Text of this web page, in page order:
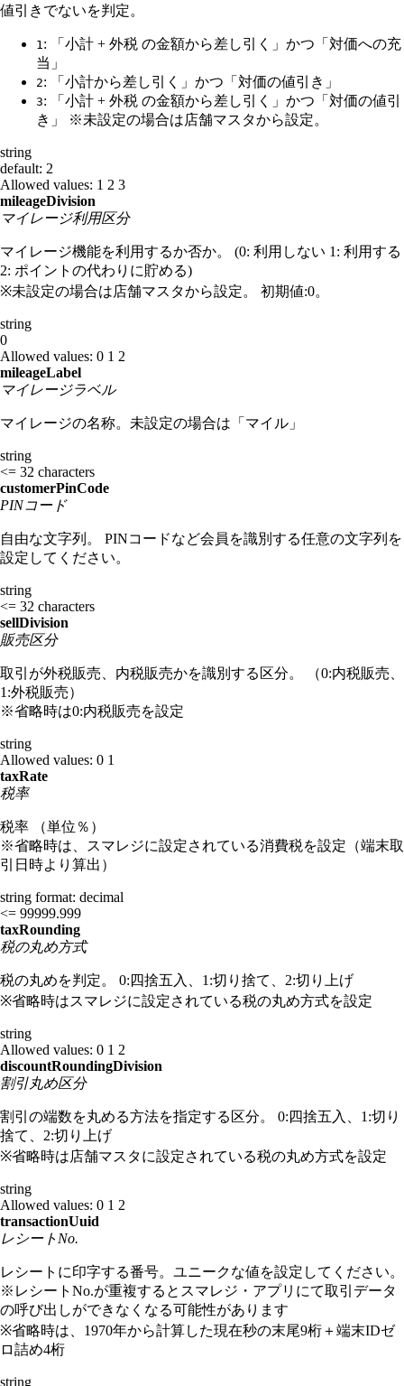
値引きでないを判定。
1 : 「小計 + 外税 の金額から差し引く」かつ「対価への充
当」
2: 「小計から差し引く」かつ「対価の値引き」
3: 「小計 + 外税 の金額から差し引く」かつ「対価の値引
き」 ※未設定の場合は店舗マスタから設定。
string
default: 2
Allowed values: 1 2 3
mileageDivision
マイレージ利用区分
マイレージ機能を利用するか否か。 (0: 利用しない 1: 利用する
2: ポイントの代わりに貯める)
※未設定の場合は店舗マスタから設定。 初期値:0。
string
0
Allowed values: 0 1 2
mileageLabel
マイレージラベル
マイレージの名称。未設定の場合は「マイル」
string
<= 32 characters
customerPinCode
PINコード
自由な文字列。 PINコードなど会員を識別する任意の文字列を
設定してください。
string
<= 32 characters
sellDivision
販売区分
取引が外税販売、内税販売かを識別する区分。 （0:内税販売、
1:外税販売）
※省略時は0:内税販売を設定
string
Allowed values: 0 1
taxRate
税率
税率 （単位％）
※省略時は、スマレジに設定されている消費税を設定（端末取
引日時より算出）
string format: decimal
<= 99999.999
taxRounding
税の丸め方式
税の丸めを判定。 0:四捨五入、1:切り捨て、2:切り上げ
※省略時はスマレジに設定されている税の丸め方式を設定
string
Allowed values: 0 1 2
discountRoundingDivision
割引丸め区分
割引の端数を丸める方法を指定する区分。 0:四捨五入、1:切り
捨て、2:切り上げ
※省略時は店舗マスタに設定されている税の丸め方式を設定
string
Allowed values: 0 1 2
transactionUuid
レシートNo.
レシートに印字する番号。ユニークな値を設定してください。
※レシートNo.が重複するとスマレジ・アプリにて取引データ
の呼び出しができなくなる可能性があります
※省略時は、1970年から計算した現在秒の末尾9桁＋端末IDゼ
ロ詰め4桁
string